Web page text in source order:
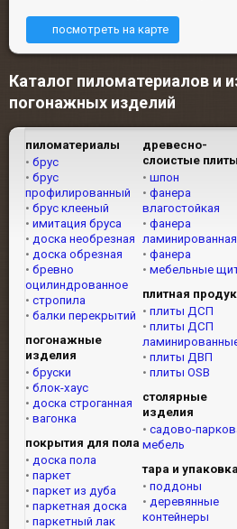
посмотреть на карте
Каталог пиломатериалов и
погонажных изделий
пиломатериалы
брус
брус
профилированный
брус клееный
имитация бруса
доска необрезная
доска обрезная
бревно
оцилиндрованное
стропила
балки перекрытий
погонажные
изделия
бруски
блок-хаус
доска строганная
вагонка
покрытия для пола
доска пола
паркет
паркет из дуба
паркетная доска
паркетный лак
древесно-
слоистые плиты
шпон
фанера
влагостойкая
фанера
ламинированная
фанера
мебельные
плитная
плиты ДСП
плиты ДСП
плиты ДВП
плиты OSB
столярные
изделия
садово-
мебель
тара и упаковка
поддоны
деревянные
контейнеры